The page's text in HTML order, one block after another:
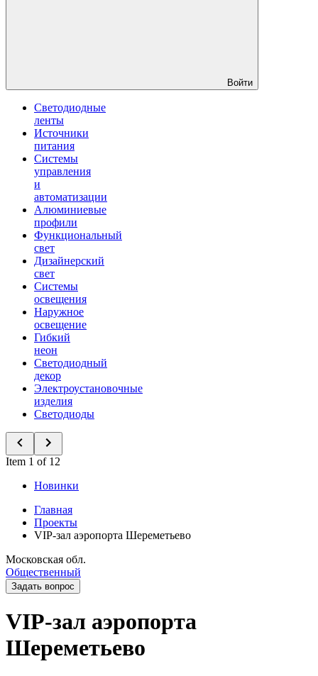
Войти
Светодиодные
ленты
Источники
питания
Системы
управления
и
автоматизации
Алюминиевые
профили
Функциональный
свет
Дизайнерский
свет
Системы
освещения
Наружное
освещение
Гибкий
неон
Светодиодный
декор
Электроустановочные
изделия
Светодиоды
Item 1 of 12
Новинки
Главная
Проекты
VIP-зал аэропорта Шереметьево
Московская обл.
Общественный
Задать вопрос
VIP-зал аэропорта
Шереметьево